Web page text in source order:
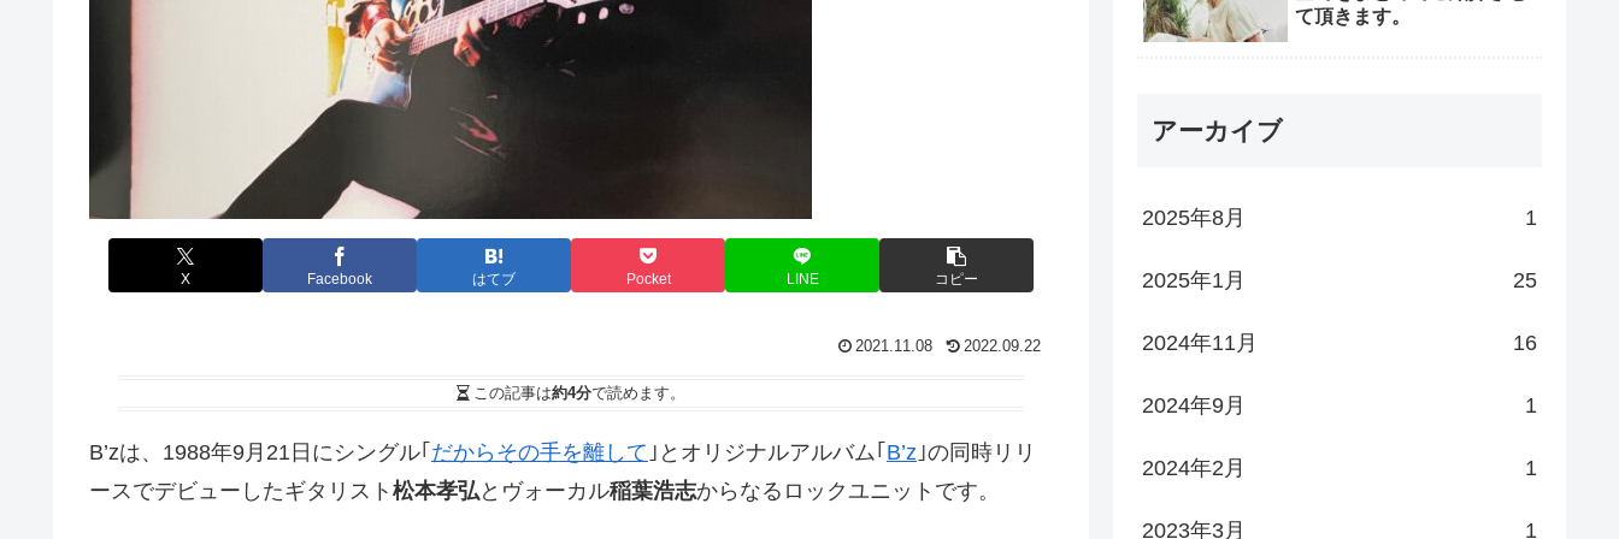
X Facebook はてブ Pocket LINE コピー
2021.11.08 2022.09.22
この記事は約4分で読めます。
B’zは、1988年9月21日にシングル｢ だからその手を離して ｣とオリジナルアルバム｢ B’z ｣の同時リリ
ースでデビューしたギタリスト 松本孝弘とヴォーカル稲葉浩志からなるロックユニットです。
て頂きます。
アーカイブ
2025年8月 1
2025年1月 25
2024年11月 16
2024年9月 1
2024年2月 1
2023年3月 1